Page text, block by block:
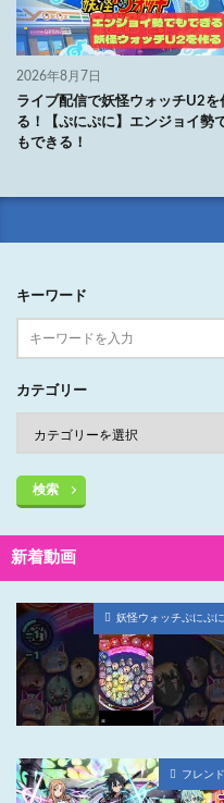
2026年8月7日
ライブ配信で妖怪ウォッチU2を
る！【ぷにぷに】エンジョイ勢
もできる！
キーワード
カテゴリー
検索
新着動画
妖怪ウォッチぷにぷに
フレンド